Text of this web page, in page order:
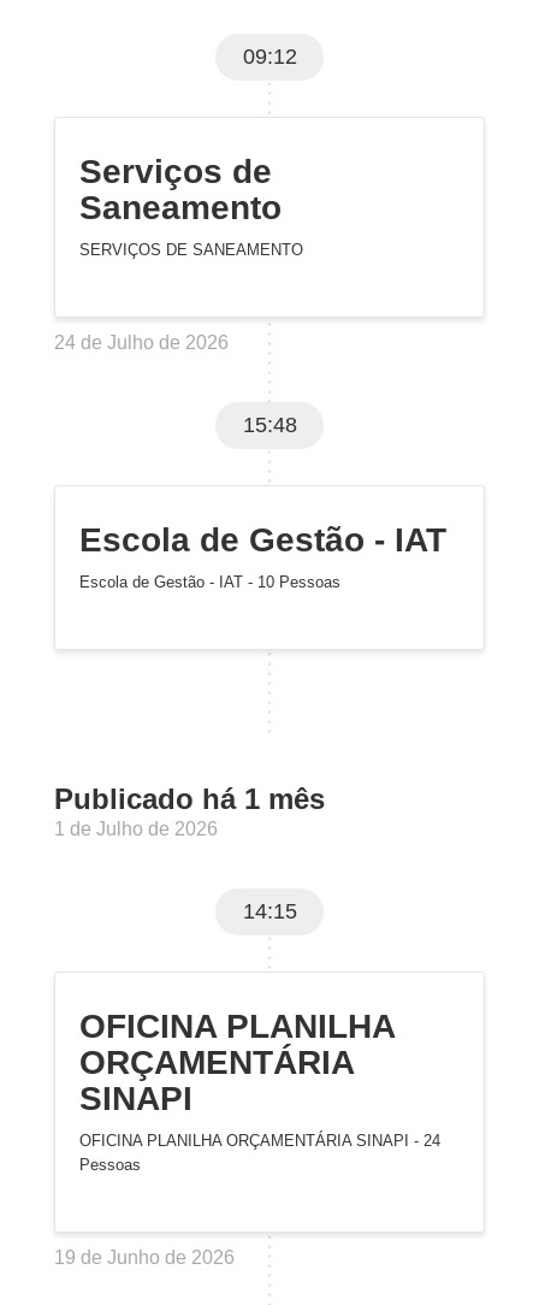
09:12
Serviços de
Saneamento
SERVIÇOS DE SANEAMENTO
24 de Julho de 2026
15:48
Escola de Gestão - IAT
Escola de Gestão - IAT - 10 Pessoas
Publicado há 1 mês
1 de Julho de 2026
14:15
OFICINA PLANILHA
ORÇAMENTÁRIA
SINAPI
OFICINA PLANILHA ORÇAMENTÁRIA SINAPI - 24
Pessoas
19 de Junho de 2026